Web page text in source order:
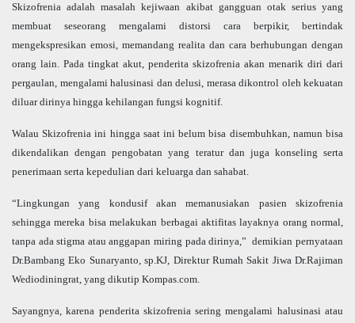
Skizofrenia adalah masalah kejiwaan akibat gangguan otak serius yang
membuat seseorang mengalami distorsi cara berpikir, bertindak
mengekspresikan emosi, memandang realita dan cara berhubungan dengan
orang lain. Pada tingkat akut, penderita skizofrenia akan menarik diri dari
pergaulan, mengalami halusinasi dan delusi, merasa dikontrol oleh kekuatan
diluar dirinya hingga kehilangan fungsi kognitif.
Walau Skizofrenia ini hingga saat ini belum bisa disembuhkan, namun bisa
dikendalikan dengan pengobatan yang teratur dan juga konseling serta
penerimaan serta kepedulian dari keluarga dan sahabat.
“Lingkungan yang kondusif akan memanusiakan pasien skizofrenia
sehingga mereka bisa melakukan berbagai aktifitas layaknya orang normal,
tanpa ada stigma atau anggapan miring pada dirinya,” demikian pernyataan
Dr.Bambang Eko Sunaryanto, sp.KJ, Direktur Rumah Sakit Jiwa Dr.Rajiman
Wediodiningrat, yang dikutip Kompas.com.
Sayangnya, karena penderita skizofrenia sering mengalami halusinasi atau